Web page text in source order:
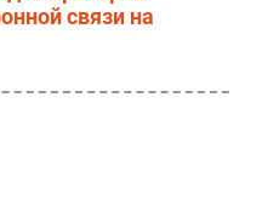
связи на